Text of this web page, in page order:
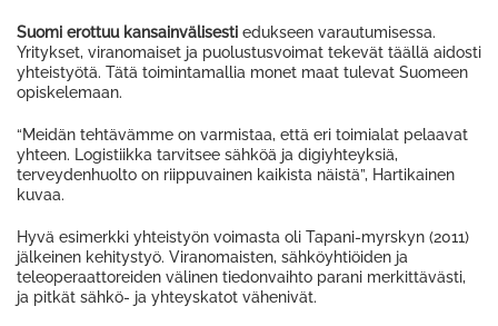
Suomi erottuu kansainvälisesti edukseen varautumisessa.
Yritykset, viranomaiset ja puolustusvoimat tekevät täällä aidosti
yhteistyötä. Tätä toimintamallia monet maat tulevat Suomeen
opiskelemaan.
“Meidän tehtävämme on varmistaa, että eri toimialat pelaavat
yhteen. Logistiikka tarvitsee sähköä ja digiyhteyksiä,
terveydenhuolto on riippuvainen kaikista näistä”, Hartikainen
kuvaa.
Hyvä esimerkki yhteistyön voimasta oli Tapani-myrskyn (2011)
jälkeinen kehitystyö. Viranomaisten, sähköyhtiöiden ja
teleoperaattoreiden välinen tiedonvaihto parani merkittävästi,
ja pitkät sähkö- ja yhteyskatot vähenivät.